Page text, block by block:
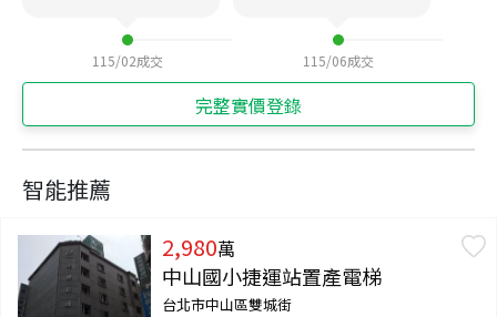
115/02成交 115/06成交
完整實價登錄
智能推薦
2,980萬
中山國小捷運站置產電梯
台北市中山區雙城街